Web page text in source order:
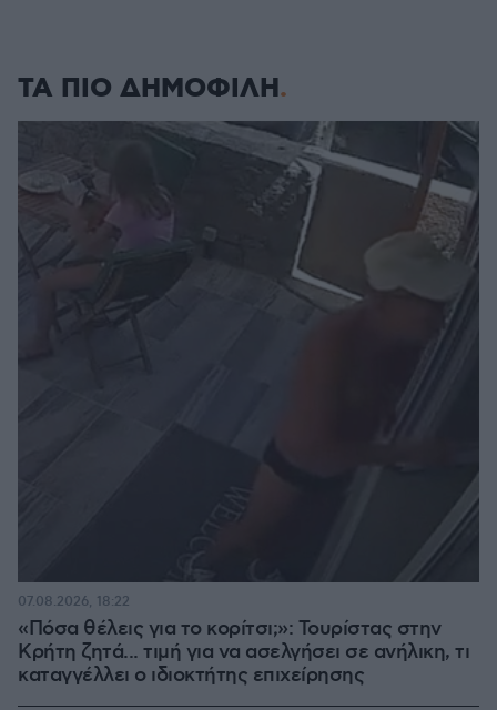
ΤΑ ΠΙΟ ΔΗΜΟΦΙΛΗ
«Πόσα θέλεις για το κορίτσι;»: Τουρίστας στην
Κρήτη ζητά... τιμή για να ασελγήσει σε ανήλικη, τι
καταγγέλλει ο ιδιοκτήτης επιχείρησης
07.08.2026, 18:22